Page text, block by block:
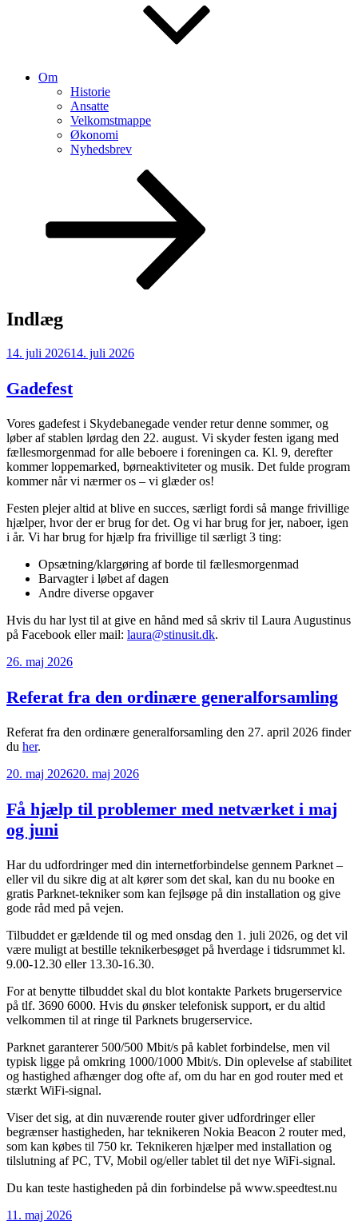
Om
Historie
Ansatte
Velkomstmappe
Økonomi
Nyhedsbrev
Indlæg
Udgivet
14. juli 202614. juli 2026
Gadefest
Vores gadefest i Skydebanegade vender retur denne sommer, og
løber af stablen lørdag den 22. august. Vi skyder festen igang med
fællesmorgenmad for alle beboere i foreningen ca. Kl. 9, derefter
kommer loppemarked, børneaktiviteter og musik. Det fulde program
kommer når vi nærmer os – vi glæder os!
Festen plejer altid at blive en succes, særligt fordi så mange frivillige
hjælper, hvor der er brug for det. Og vi har brug for jer, naboer, igen
i år. Vi har brug for hjælp fra frivillige til særligt 3 ting:
Opsætning/klargøring af borde til fællesmorgenmad
Barvagter i løbet af dagen
Andre diverse opgaver
Hvis du har lyst til at give en hånd med så skriv til Laura Augustinus
på Facebook eller mail: laura@stinusit.dk.
Udgivet
26. maj 2026
Referat fra den ordinære generalforsamling
Referat fra den ordinære generalforsamling den 27. april 2026 finder
du her.
Udgivet
20. maj 202620. maj 2026
Få hjælp til problemer med netværket i maj
og juni
Har du udfordringer med din internetforbindelse gennem Parknet –
eller vil du sikre dig at alt kører som det skal, kan du nu booke en
gratis Parknet-tekniker som kan fejlsøge på din installation og give
gode råd med på vejen.
Tilbuddet er gældende til og med onsdag den 1. juli 2026, og det vil
være muligt at bestille teknikerbesøget på hverdage i tidsrummet kl.
9.00-12.30 eller 13.30-16.30.
For at benytte tilbuddet skal du blot kontakte Parkets brugerservice
på tlf. 3690 6000. Hvis du ønsker telefonisk support, er du altid
velkommen til at ringe til Parknets brugerservice.
Parknet garanterer 500/500 Mbit/s på kablet forbindelse, men vil
typisk ligge på omkring 1000/1000 Mbit/s. Din oplevelse af stabilitet
og hastighed afhænger dog ofte af, om du har en god router med et
stærkt WiFi-signal.
Viser det sig, at din nuværende router giver udfordringer eller
begrænser hastigheden, har teknikeren Nokia Beacon 2 router med,
som kan købes til 750 kr. Teknikeren hjælper med installation og
tilslutning af PC, TV, Mobil og/eller tablet til det nye WiFi-signal.
Du kan teste hastigheden på din forbindelse på www.speedtest.nu
Udgivet
11. maj 2026